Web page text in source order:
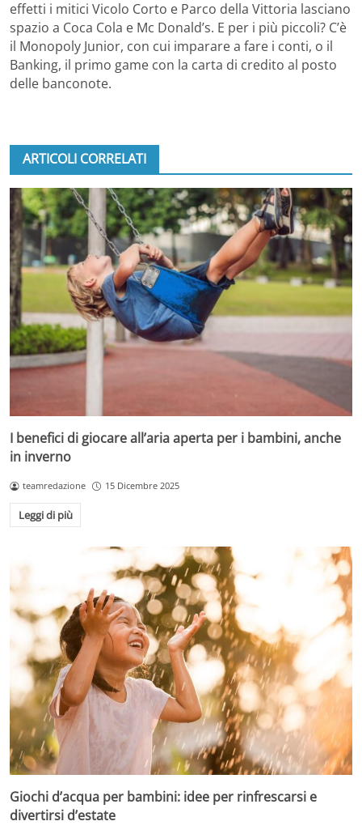
effetti i mitici Vicolo Corto e Parco della Vittoria lasciano
spazio a Coca Cola e Mc Donald’s. E per i più piccoli? C’è
il Monopoly Junior, con cui imparare a fare i conti, o il
Banking, il primo game con la carta di credito al posto
delle banconote.
ARTICOLI CORRELATI
I benefici di giocare all’aria aperta per i bambini, anche
in inverno
teamredazione 15 Dicembre 2025
Leggi di più
Giochi d’acqua per bambini: idee per rinfrescarsi e
divertirsi d’estate